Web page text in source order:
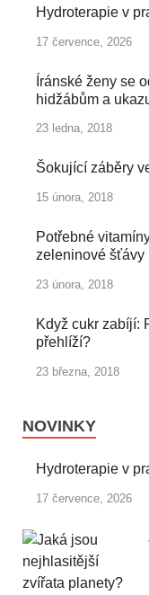
Hydroterapie v
17 července, 2026
Íránské ženy se
hidžábům a
23 ledna, 2018
Šokující záběry
15 února, 2018
Potřebné
zeleninové šťávy
23 února, 2018
Když cukr zabíjí:
přehlíží?
23 března, 2018
NOVINKY
Hydroterapie v
17 července, 2026